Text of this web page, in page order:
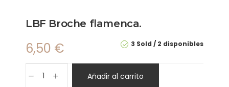
LBF Broche flamenca.
3 Sold 2 disponibles
6,50 €
Añadir al carrito